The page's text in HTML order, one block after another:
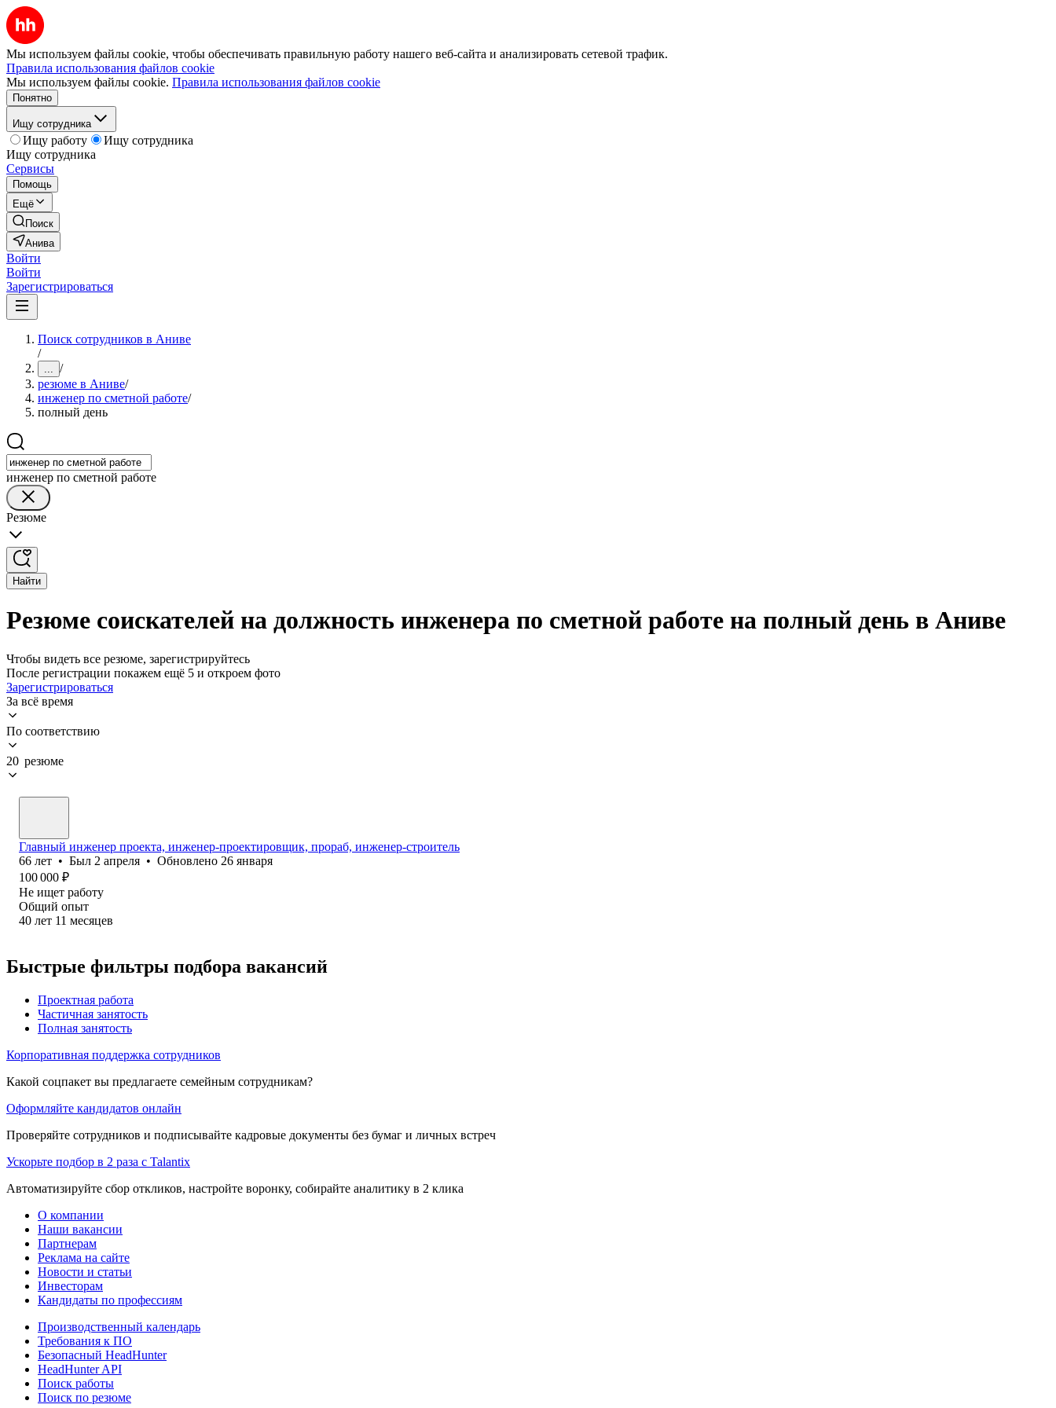
Мы используем файлы cookie, чтобы обеспечивать правильную работу нашего веб-сайта и анализировать сетевой трафик.
Правила использования файлов cookie
Мы используем файлы cookie. Правила использования файлов cookie
Понятно
Ищу сотрудника
Ищу работу
Ищу сотрудника
Ищу сотрудника
Сервисы
Помощь
Ещё
Поиск
Анива
Войти
Войти
Зарегистрироваться
Поиск сотрудников в Аниве
/
... /
резюме в Аниве/
инженер по сметной работе/
полный день
инженер по сметной работе
Резюме
Найти
Резюме соискателей на должность инженера по сметной работе на полный день в Аниве
Чтобы видеть все резюме, зарегистрируйтесь
После регистрации покажем ещё 5 и откроем фото
Зарегистрироваться
За всё время
По соответствию
20 резюме
Главный инженер проекта, инженер-проектировщик, прораб, инженер-строитель
66 лет • Был 2 апреля • Обновлено 26 января
100 000 ₽
Не ищет работу
Общий опыт
40 лет 11 месяцев
Быстрые фильтры подбора вакансий
Проектная работа
Частичная занятость
Полная занятость
Корпоративная поддержка сотрудников
Какой соцпакет вы предлагаете семейным сотрудникам?
Оформляйте кандидатов онлайн
Проверяйте сотрудников и подписывайте кадровые документы без бумаг и личных встреч
Ускорьте подбор в 2 раза с Talantix
Автоматизируйте сбор откликов, настройте воронку, собирайте аналитику в 2 клика
О компании
Наши вакансии
Партнерам
Реклама на сайте
Новости и статьи
Инвесторам
Кандидаты по профессиям
Производственный календарь
Требования к ПО
Безопасный HeadHunter
HeadHunter API
Поиск работы
Поиск по резюме